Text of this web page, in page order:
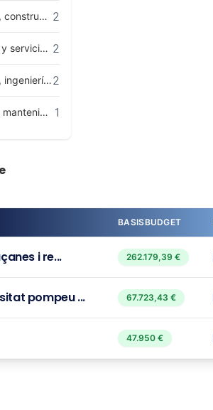
Servicios de arquitectura, construcción, ingeniería e inspección 2
Servicios de arquitectura y servicios conexos 2
Servicios de arquitectura, ingeniería y planificación2
Servicios de reparación y mantenimiento de equipo médico y de precisión 1
BASISBUDGET
i re... 262.179,39 €
pompeu ... 67.723,43 €
47.950 €